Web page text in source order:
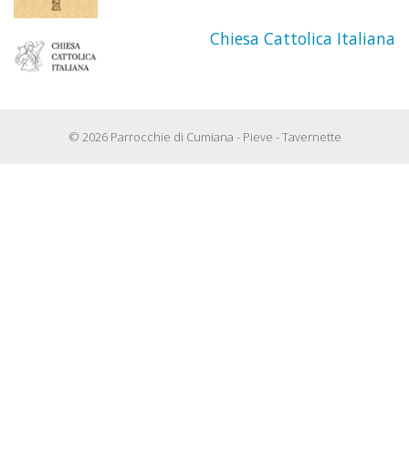
Chiesa Cattolica Italiana
© 2026 Parrocchie di Cumiana - Pieve - Tavernette